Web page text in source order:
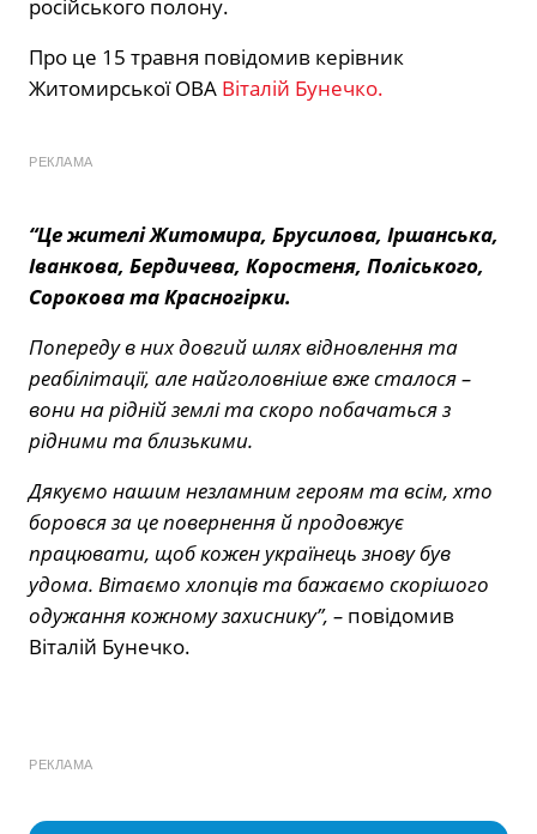
російського полону.
Про це 15 травня повідомив керівник
Житомирської ОВА Віталій Бунечко.
РЕКЛАМА
“Це жителі Житомира, Брусилова, Іршанська,
Іванкова, Бердичева, Коростеня, Поліського,
Сорокова та Красногірки.
Попереду в них довгий шлях відновлення та
реабілітації, але найголовніше вже сталося –
вони на рідній землі та скоро побачаться з
рідними та близькими.
Дякуємо нашим незламним героям та всім, хто
боровся за це повернення й продовжує
працювати, щоб кожен українець знову був
удома. Вітаємо хлопців та бажаємо скорішого
одужання кожному захиснику”, – повідомив
Віталій Бунечко.
РЕКЛАМА